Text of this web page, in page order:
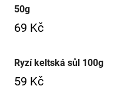
50g
69 Kč
Ryzí keltská sůl 100g
59 Kč